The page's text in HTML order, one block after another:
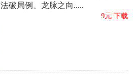
法破局例、龙脉之向.....
9元.下载